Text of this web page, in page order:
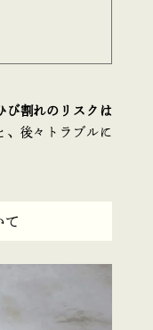
び割れのリスクは
、後々トラブルに
て